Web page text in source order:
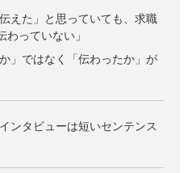
えた」と思っていても、求職
わっていない」
か」ではなく「伝わったか」が
ンタビューは短いセンテンス